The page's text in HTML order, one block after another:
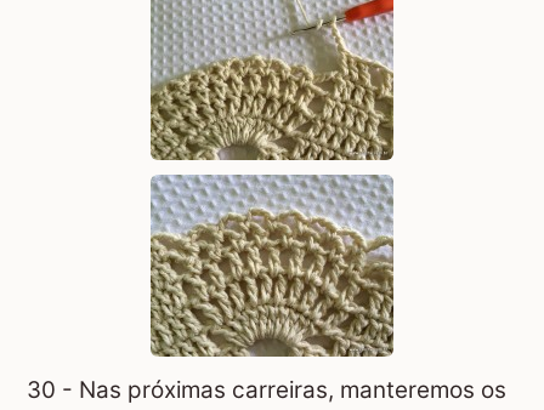
30 - Nas próximas carreiras, manteremos os